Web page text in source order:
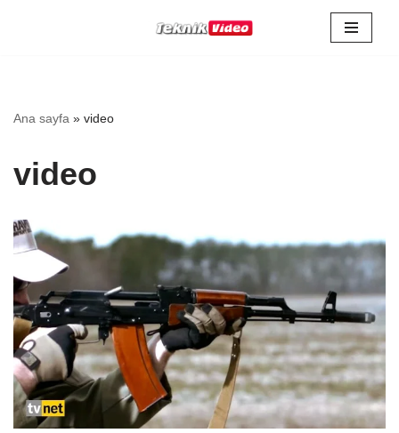
Ana sayfa » video
video